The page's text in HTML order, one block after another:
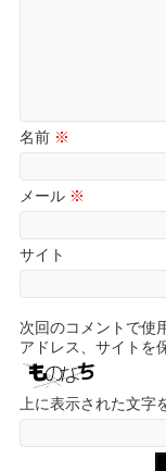
名前 ※
メール ※
サイト
次回のコメントで使
アドレス、サイトを
上に表示された文字